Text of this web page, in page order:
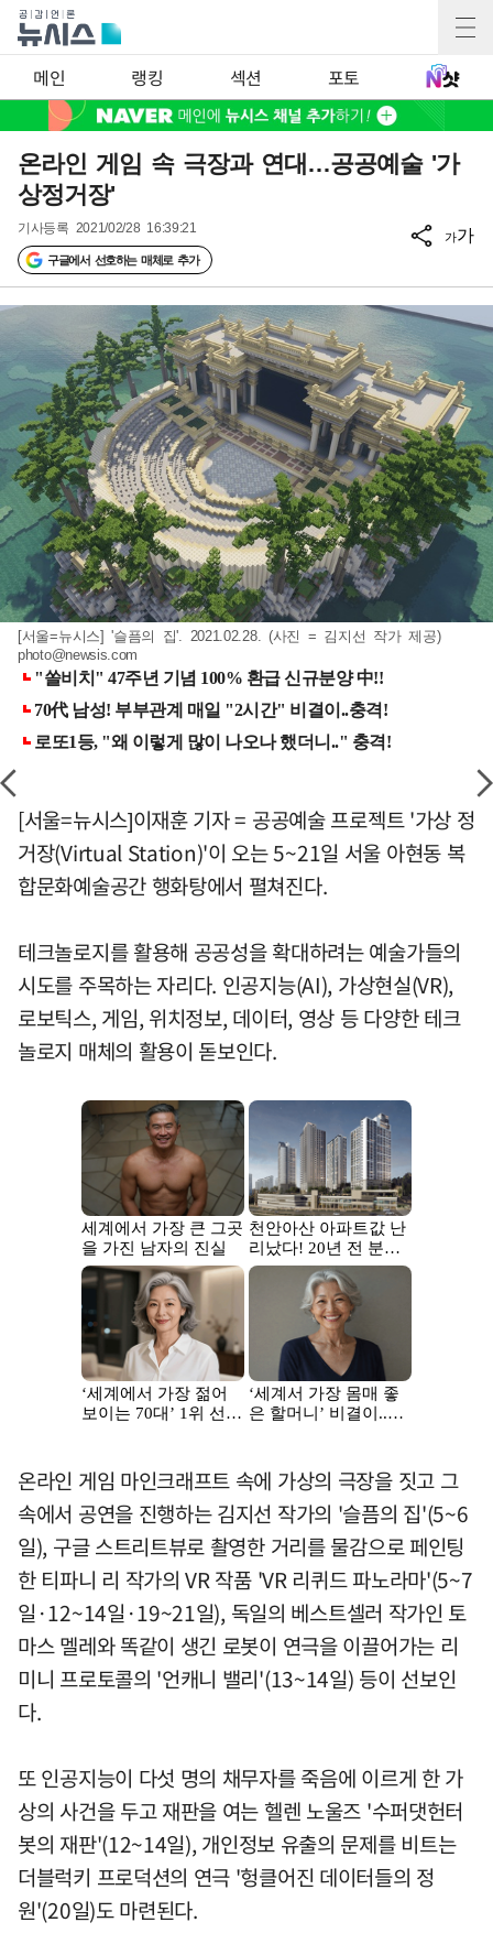
메인 랭킹 섹션 포토
온라인 게임 속 극장과 연대…공공예술 '가
상정거장'
기사등록 2021/02/28 16:39:21
구글에서 선호하는 매체로 추가
가가
[서울=뉴시스] '슬픔의 집'. 2021.02.28. (사진 = 김지선 작가 제공)
photo@newsis.com
[서울=뉴시스]이재훈 기자 = 공공예술 프로젝트 '가상 정
거장(Virtual Station)'이 오는 5~21일 서울 아현동 복
합문화예술공간 행화탕에서 펼쳐진다.
테크놀로지를 활용해 공공성을 확대하려는 예술가들의
시도를 주목하는 자리다. 인공지능(AI), 가상현실(VR),
로보틱스, 게임, 위치정보, 데이터, 영상 등 다양한 테크
놀로지 매체의 활용이 돋보인다.
온라인 게임 마인크래프트 속에 가상의 극장을 짓고 그
속에서 공연을 진행하는 김지선 작가의 '슬픔의 집'(5~6
일), 구글 스트리트뷰로 촬영한 거리를 물감으로 페인팅
한 티파니 리 작가의 VR 작품 'VR 리퀴드 파노라마'(5~7
일·12~14일·19~21일), 독일의 베스트셀러 작가인 토
마스 멜레와 똑같이 생긴 로봇이 연극을 이끌어가는 리
미니 프로토콜의 '언캐니 밸리'(13~14일) 등이 선보인
다.
또 인공지능이 다섯 명의 채무자를 죽음에 이르게 한 가
상의 사건을 두고 재판을 여는 헬렌 노울즈 '수퍼댓헌터
봇의 재판'(12~14일), 개인정보 유출의 문제를 비트는
더블럭키 프로덕션의 연극 '헝클어진 데이터들의 정
원'(20일)도 마련된다.